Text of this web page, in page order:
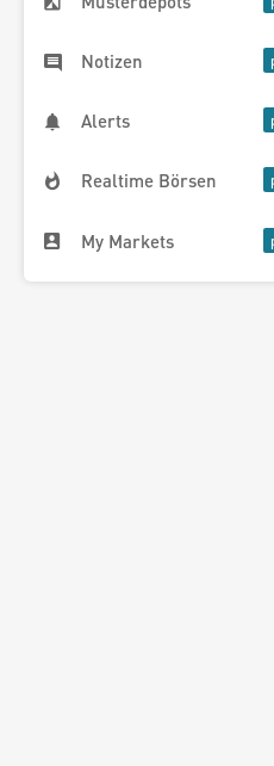
Notizen
Alerts
Realtime Börsen
My Markets